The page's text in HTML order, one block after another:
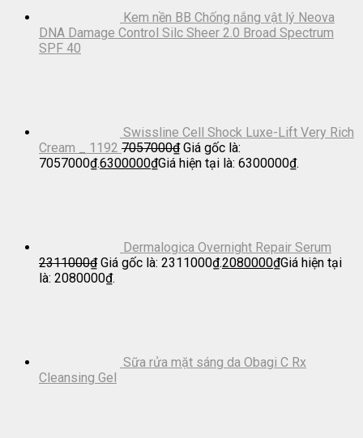
Kem nền BB Chống nắng vật lý Neova
DNA Damage Control Silc Sheer 2.0 Broad Spectrum
SPF 40
Swissline Cell Shock Luxe-Lift Very Rich
Cream _ 1192 7057000₫ Giá gốc là:
7057000₫.6300000₫Giá hiện tại là: 6300000₫.
Dermalogica Overnight Repair Serum
2311000₫ Giá gốc là: 2311000₫.2080000₫Giá hiện tại
là: 2080000₫.
Sữa rửa mặt sáng da Obagi C Rx
Cleansing Gel